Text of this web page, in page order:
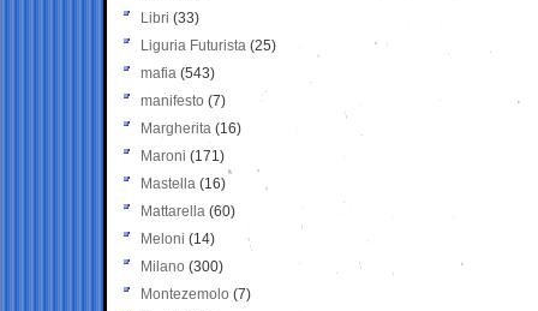
Libri (33)
Liguria Futurista (25)
mafia (543)
manifesto (7)
Margherita (16)
Maroni (171)
Mastella (16)
Mattarella (60)
Meloni (14)
Milano (300)
Montezemolo (7)